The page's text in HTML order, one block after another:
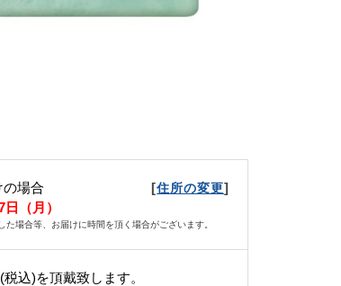
の場合 [住所の変更]
（月）
場合等、お届けに時間を頂く場合がございます。
税込)を頂戴致します。